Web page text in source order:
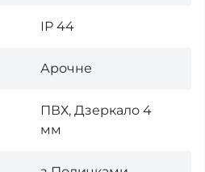
ІР 44
Арочне
ПВХ, Дзеркало 4
мм